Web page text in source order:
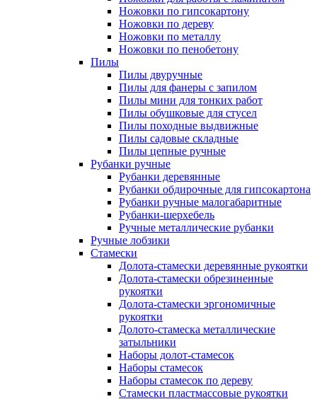
Ножовки по гипсокартону
Ножовки по дереву
Ножовки по металлу
Ножовки по пенобетону
Пилы
Пилы двуручные
Пилы для фанеры с запилом
Пилы мини для тонких работ
Пилы обушковые для стусел
Пилы походные выдвижные
Пилы садовые складные
Пилы цепные ручные
Рубанки ручные
Рубанки деревянные
Рубанки обдирочные для гипсокартона
Рубанки ручные малогабаритные
Рубанки-шерхебель
Ручные металлические рубанки
Ручные лобзики
Стамески
Долота-стамески деревянные рукоятки
Долота-стамески обрезиненные
рукоятки
Долота-стамески эргономичные
рукоятки
Долото-стамеска металлические
затыльники
Наборы долот-стамесок
Наборы стамесок
Наборы стамесок по дереву
Стамески пластмассовые рукоятки